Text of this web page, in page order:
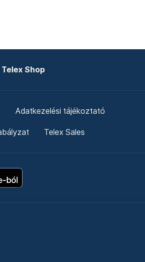
Telex Shop
Adatkezelési tájékoztató
Telex Sales